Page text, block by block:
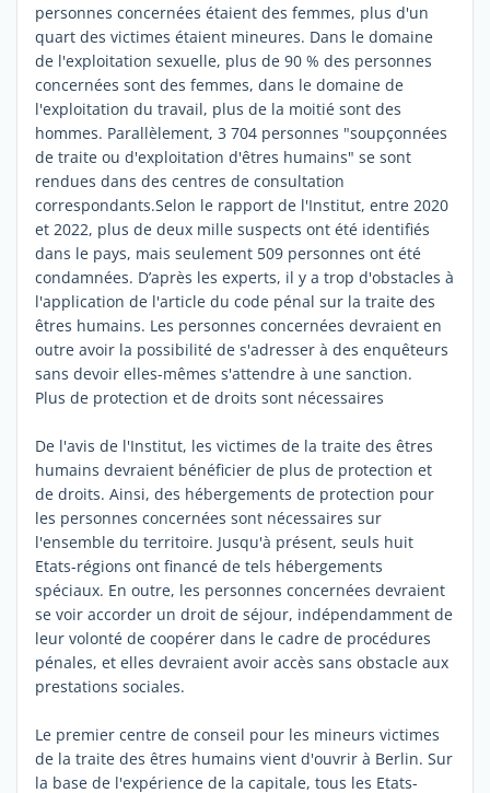
personnes concernées étaient des femmes, plus d'un
quart des victimes étaient mineures. Dans le domaine
de l'exploitation sexuelle, plus de 90 % des personnes
concernées sont des femmes, dans le domaine de
l'exploitation du travail, plus de la moitié sont des
hommes. Parallèlement, 3 704 personnes "soupçonnées
de traite ou d'exploitation d'êtres humains" se sont
rendues dans des centres de consultation
correspondants.Selon le rapport de l'Institut, entre 2020
et 2022, plus de deux mille suspects ont été identifiés
dans le pays, mais seulement 509 personnes ont été
condamnées. D’après les experts, il y a trop d'obstacles à
l'application de l'article du code pénal sur la traite des
êtres humains. Les personnes concernées devraient en
outre avoir la possibilité de s'adresser à des enquêteurs
sans devoir elles-mêmes s'attendre à une sanction.
Plus de protection et de droits sont nécessaires
De l'avis de l'Institut, les victimes de la traite des êtres
humains devraient bénéficier de plus de protection et
de droits. Ainsi, des hébergements de protection pour
les personnes concernées sont nécessaires sur
l'ensemble du territoire. Jusqu'à présent, seuls huit
Etats-régions ont financé de tels hébergements
spéciaux. En outre, les personnes concernées devraient
se voir accorder un droit de séjour, indépendamment de
leur volonté de coopérer dans le cadre de procédures
pénales, et elles devraient avoir accès sans obstacle aux
prestations sociales.
Le premier centre de conseil pour les mineurs victimes
de la traite des êtres humains vient d'ouvrir à Berlin. Sur
la base de l'expérience de la capitale, tous les Etats-